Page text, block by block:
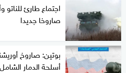
اجتماع طارئ للناتو
صاروخا جديدا
بوتين: صاروخ
أسلحة الدمار الشامل